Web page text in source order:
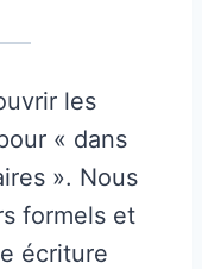
les
« dans
». Nous
formels et
écriture